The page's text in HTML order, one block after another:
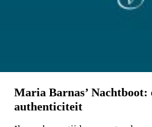
Maria Barnas’ Nachtboot:
authenticiteit